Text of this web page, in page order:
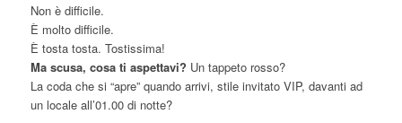
Non è difficile.
È molto difficile.
È tosta tosta. Tostissima!
Ma scusa, cosa ti aspettavi? Un tappeto rosso?
La coda che si “apre” quando arrivi, stile invitato VIP, davanti ad
un locale all’01.00 di notte?